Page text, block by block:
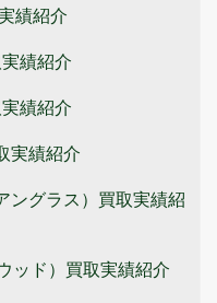
績紹介
績紹介
績紹介
実績紹介
ングラス）買取実績紹
ッド）買取実績紹介